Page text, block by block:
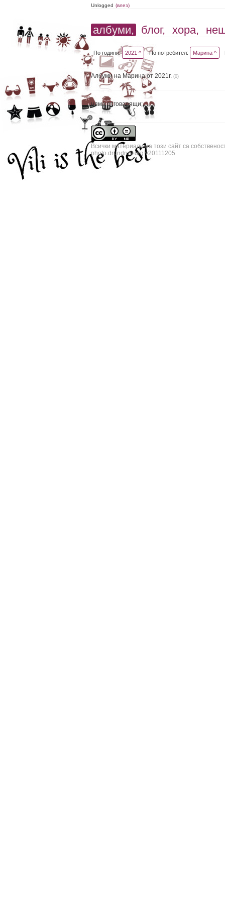
Unlogged (влез)
албуми, блог, хора,
По години: 2021 ^ По потребител: Марина ^
Албуми на Марина от 2021г. (0)
няма отговарящи;
Всички материали на този сайт са
photo.drundrun.org v20111205